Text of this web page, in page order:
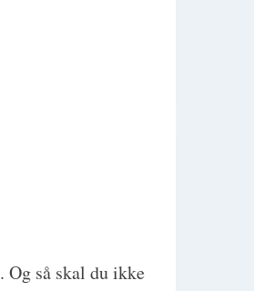
Og så skal du ikke